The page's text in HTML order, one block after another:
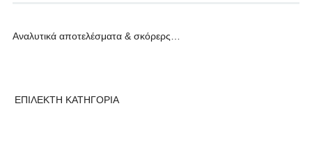
Αναλυτικά αποτελέσματα & σκόρερς…
ΕΠΙΛΕΚΤΗ ΚΑΤΗΓΟΡΙΑ